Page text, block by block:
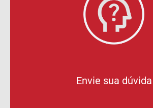
Envie sua dúvida